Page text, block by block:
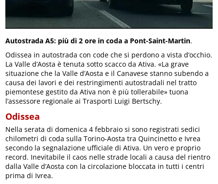
Autostrada A5: più di 2 ore in coda a Pont-Saint-Martin.
Odissea in autostrada con code che si perdono a vista d’occhio.
La Valle d’Aosta è tenuta sotto scacco da Ativa. «La grave
situazione che la Valle d’Aosta e il Canavese stanno subendo a
causa dei lavori e dei restringimenti autostradali nel tratto
piemontese gestito da Ativa non è più tollerabile» tuona
l’assessore regionale ai Trasporti Luigi Bertschy.
Odissea
Nella serata di domenica 4 febbraio si sono registrati sedici
chilometri di coda sulla Torino-Aosta tra Quincinetto e Ivrea
secondo la segnalazione ufficiale di Ativa. Un vero e proprio
record. Inevitabile il caos nelle strade locali a causa del rientro
dalla Valle d’Aosta con la circolazione bloccata in tutti i centri
prima di Ivrea.